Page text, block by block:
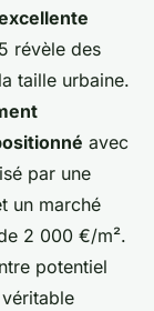
révèle des
taille urbaine.
avec
par une
un marché
2 000 €/m².
potentiel